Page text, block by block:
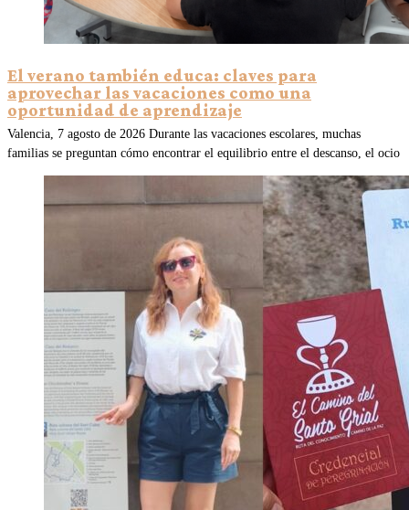
El verano también educa: claves para
aprovechar las vacaciones como una
oportunidad de aprendizaje
Valencia, 7 agosto de 2026 Durante las vacaciones escolares, muchas
familias se preguntan cómo encontrar el equilibrio entre el descanso, el ocio